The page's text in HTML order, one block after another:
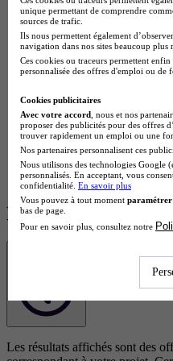
qui te correspondent.
Les champs marqués d’un*
Quel est ton statut ?
À quel niveau seras-tu pour
En quelle classe es-tu ?
Commencer
Les écoles à la une
Les résultats affichés sont des
unique permettant de comprendre
sources de trafic.
Ils nous permettent également
navigation dans nos sites beaucoup plus
Ces cookies ou traceurs permettent
personnalisée des offres d'emploi ou de
Cookies publicitaires
Avec votre accord , nous et nos
proposer des publicités pour des offres
trouver rapidement un emploi ou une
Nos partenaires personnalisent ces
Nous utilisons des technologies Google
personnalisés. En acceptant, vous
confidentialité. En savoir plus
Vous pouvez à tout moment paramétrer
bas de page.
Pour en savoir plus, consultez notre